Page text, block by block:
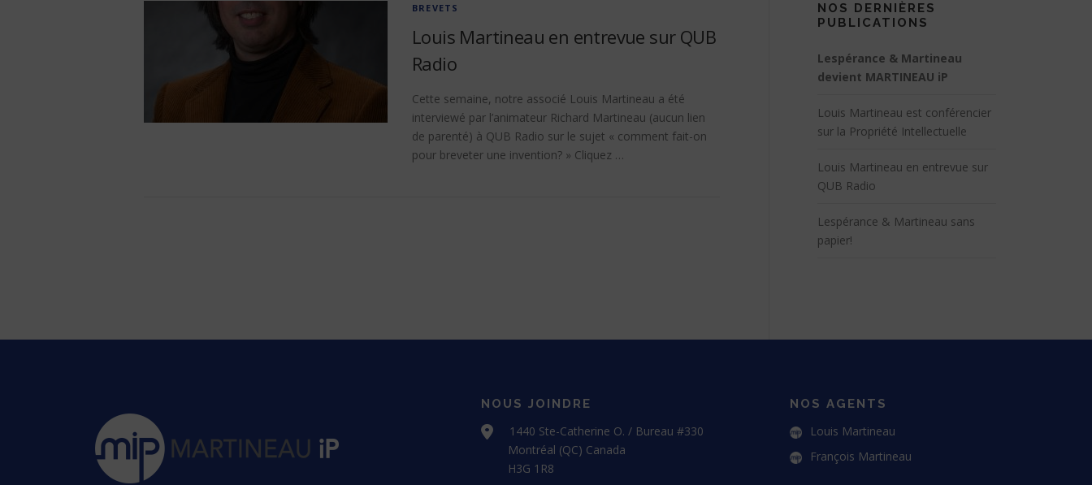
BREVETS
Louis Martineau en entrevue sur QUB
Radio
Cette semaine, notre associé Louis Martineau a été
interviewé par l’animateur Richard Martineau (aucun lien
de parenté) à QUB Radio sur le sujet « comment fait-on
pour breveter une invention? » Cliquez …
NOS DERNIÈRES
PUBLICATIONS
Lespérance & Martineau
devient MARTINEAU iP
Louis Martineau est conférencier
sur la Propriété Intellectuelle
Louis Martineau en entrevue sur
QUB Radio
Lespérance & Martineau sans
papier!
NOUS JOINDRE
1440 Ste-Catherine O. / Bureau #330
Montréal (QC) Canada
H3G 1R8
NOS AGENTS
Louis Martineau
François Martineau